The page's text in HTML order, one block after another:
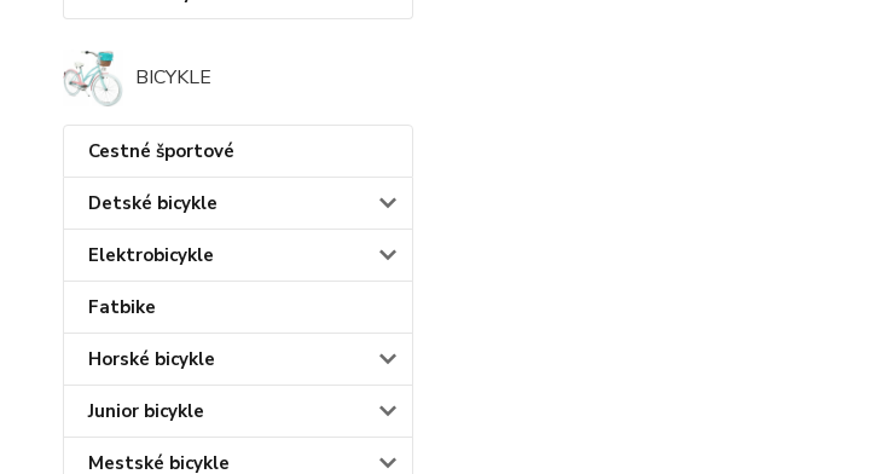
BICYKLE
Cestné športové
Detské bicykle
Elektrobicykle
Fatbike
Horské bicykle
Junior bicykle
Mestské bicykle